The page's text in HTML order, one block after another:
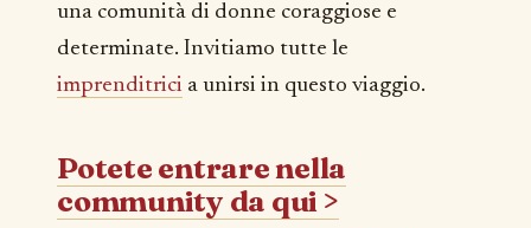
una comunità di donne coraggiose e
determinate. Invitiamo tutte le
imprenditrici a unirsi in questo viaggio.
Potete entrare nella
community da qui >